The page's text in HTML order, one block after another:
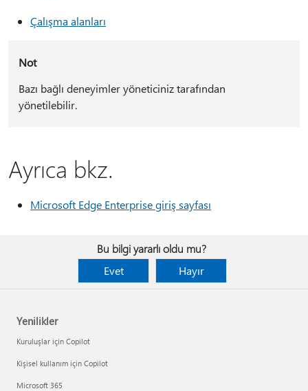
Çalışma alanları
Not
Bazı bağlı deneyimler yöneticiniz tarafından
yönetilebilir.
Ayrıca bkz.
Microsoft Edge Enterprise giriş sayfası
Bu bilgi yararlı oldu mu?
Evet
Hayır
Yenilikler
Kuruluşlar için Copilot
Kişisel kullanım için Copilot
Microsoft 365